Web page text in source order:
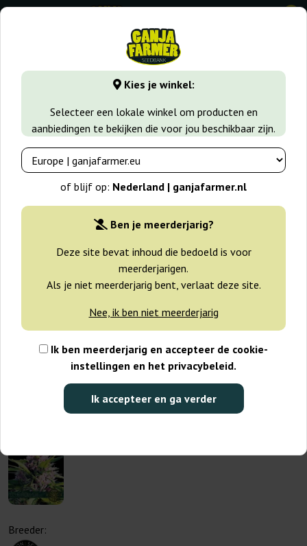
Kies je winkel:
Selecteer een lokale winkel om producten en
aanbiedingen te bekijken die voor jou beschikbaar zijn.
of blijf op: Nederland | ganjafarmer.nl
Ben je meerderjarig?
Deze site bevat inhoud die bedoeld is voor
meerderjarigen.
Als je niet meerderjarig bent, verlaat deze site.
Nee, ik ben niet meerderjarig
Ik ben meerderjarig en accepteer de cookie-
instellingen en het privacybeleid.
Ik accepteer en ga verder
0
GanjaFarmer.nl Zaadsoorten Indica zaden Blue Power
Breeder: